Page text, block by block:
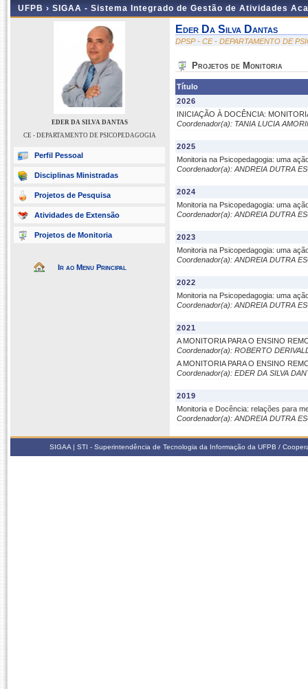
UFPB › SIGAA - Sistema Integrado de Gestão de Atividades
EDER DA SILVA DANTAS
CE - DEPARTAMENTO DE PSICOPEDAGOGIA
Perfil Pessoal
Disciplinas Ministradas
Projetos de Pesquisa
Atividades de Extensão
Projetos de Monitoria
Ir ao Menu Principal
Eder Da Silva Dantas
DPSP - CE - DEPARTAMENTO DE
Projetos de Monitoria
Título
2026
INICIAÇÃO À DOCÊNCIA:
Coordenador(a): TANIA LUCIA
2025
Monitoria na Psicopedagogia: uma
Coordenador(a): ANDREIA DUTRA
2024
Monitoria na Psicopedagogia: uma
Coordenador(a): ANDREIA DUTRA
2023
Monitoria na Psicopedagogia: uma
Coordenador(a): ANDREIA DUTRA
2022
Monitoria na Psicopedagogia: uma
Coordenador(a): ANDREIA DUTRA
2021
A MONITORIA PARA O ENSINO
Coordenador(a): ROBERTO
A MONITORIA PARA O ENSINO
Coordenador(a): EDER DA SILVA
2019
Monitoria e Docência: relações para
Coordenador(a): ANDREIA DUTRA
SIGAA | STI - Superintendência de Tecnologia da Informação da UFPB /